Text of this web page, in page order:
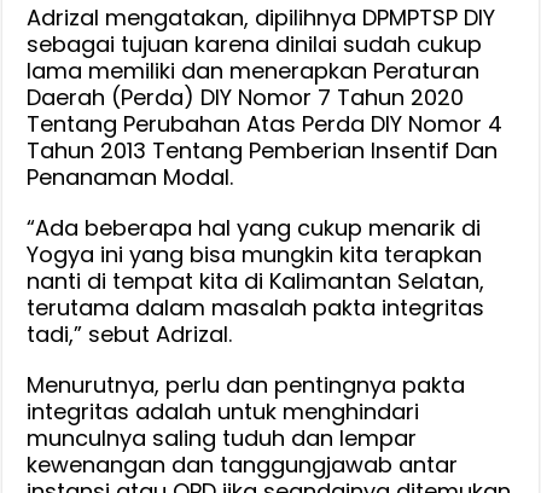
Adrizal mengatakan, dipilihnya DPMPTSP DIY
sebagai tujuan karena dinilai sudah cukup
lama memiliki dan menerapkan Peraturan
Daerah (Perda) DIY Nomor 7 Tahun 2020
Tentang Perubahan Atas Perda DIY Nomor 4
Tahun 2013 Tentang Pemberian Insentif Dan
Penanaman Modal.
“Ada beberapa hal yang cukup menarik di
Yogya ini yang bisa mungkin kita terapkan
nanti di tempat kita di Kalimantan Selatan,
terutama dalam masalah pakta integritas
tadi,” sebut Adrizal.
Menurutnya, perlu dan pentingnya pakta
integritas adalah untuk menghindari
munculnya saling tuduh dan lempar
kewenangan dan tanggungjawab antar